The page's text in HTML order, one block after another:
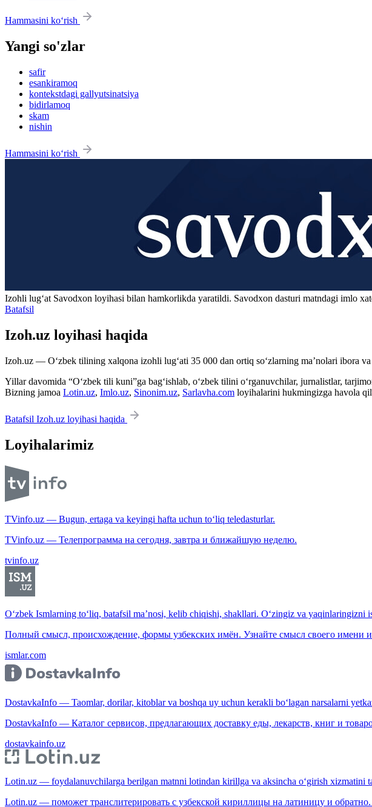
Hammasini ko‘rish
Yangi so'zlar
safir
esankiramoq
kontekstdagi gallyutsinatsiya
bidirlamoq
skam
nishin
Hammasini ko‘rish
Izohli lugʻat Savodxon loyihasi bilan hamkorlikda yaratildi. Savodxon dasturi matndagi imlo
Batafsil
Izoh.uz loyihasi haqida
Izoh.uz — O‘zbek tilining xalqona izohli lug‘ati 35 000 dan ortiq so‘zlarning ma’nolari ibora
Yillar davomida “O‘zbek tili kuni”ga bag‘ishlab, o‘zbek tilini o‘rganuvchilar, jurnalistlar,
Bizning jamoa Lotin.uz, Imlo.uz, Sinonim.uz, Sarlavha.com loyihalarini hukmingizga havola
Batafsil Izoh.uz loyihasi haqida
Loyihalarimiz
TVinfo.uz — Bugun, ertaga va keyingi hafta uchun to‘liq teledasturlar.
TVinfo.uz — Телепрограмма на сегодня, завтра и ближайшую неделю.
tvinfo.uz
O‘zbek Ismlarning to‘liq, batafsil ma’nosi, kelib chiqishi, shakllari. O‘zingiz va yaqinlaringizni
Полный смысл, происхождение, формы узбекских имён. Узнайте смысл своего имени
ismlar.com
DostavkaInfo — Taomlar, dorilar, kitoblar va boshqa uy uchun kerakli bo‘lagan narsalarni
DostavkaInfo — Каталог сервисов, предлагающих доставку еды, лекарств, книг и
dostavkainfo.uz
Lotin.uz — foydalanuvchilarga berilgan matnni lotindan kirillga va aksincha o‘girish xizmatini
Lotin.uz — поможет транслитерировать с узбекской кириллицы на латиницу и